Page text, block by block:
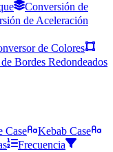
Conversión de
de Aceleración
de Colores
Bordes Redondeados
Case
Kebab Case
Frecuencia